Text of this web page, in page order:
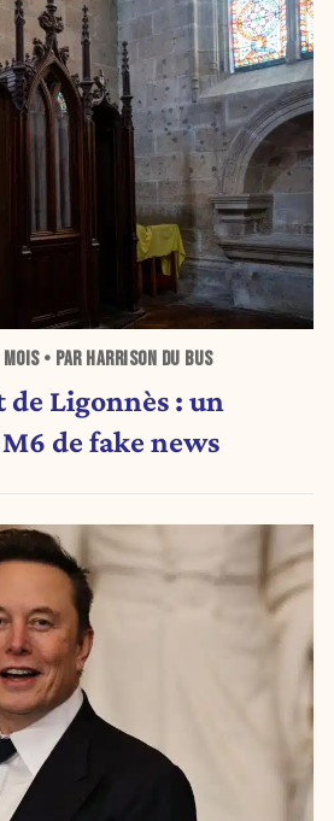
• PAR HARRISON DU BUS
Ligonnès : un
de fake news